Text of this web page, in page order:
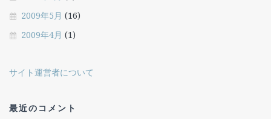
2009年5月 (16)
2009年4月 (1)
サイト運営者について
最近のコメント